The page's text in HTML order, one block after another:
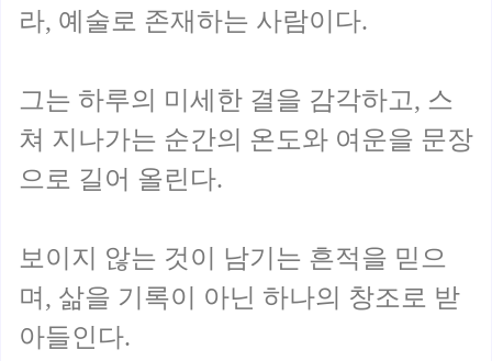
라, 예술로 존재하는 사람이다.
그는 하루의 미세한 결을 감각하고, 스
쳐 지나가는 순간의 온도와 여운을 문장
으로 길어 올린다.
보이지 않는 것이 남기는 흔적을 믿으
며, 삶을 기록이 아닌 하나의 창조로 받
아들인다.